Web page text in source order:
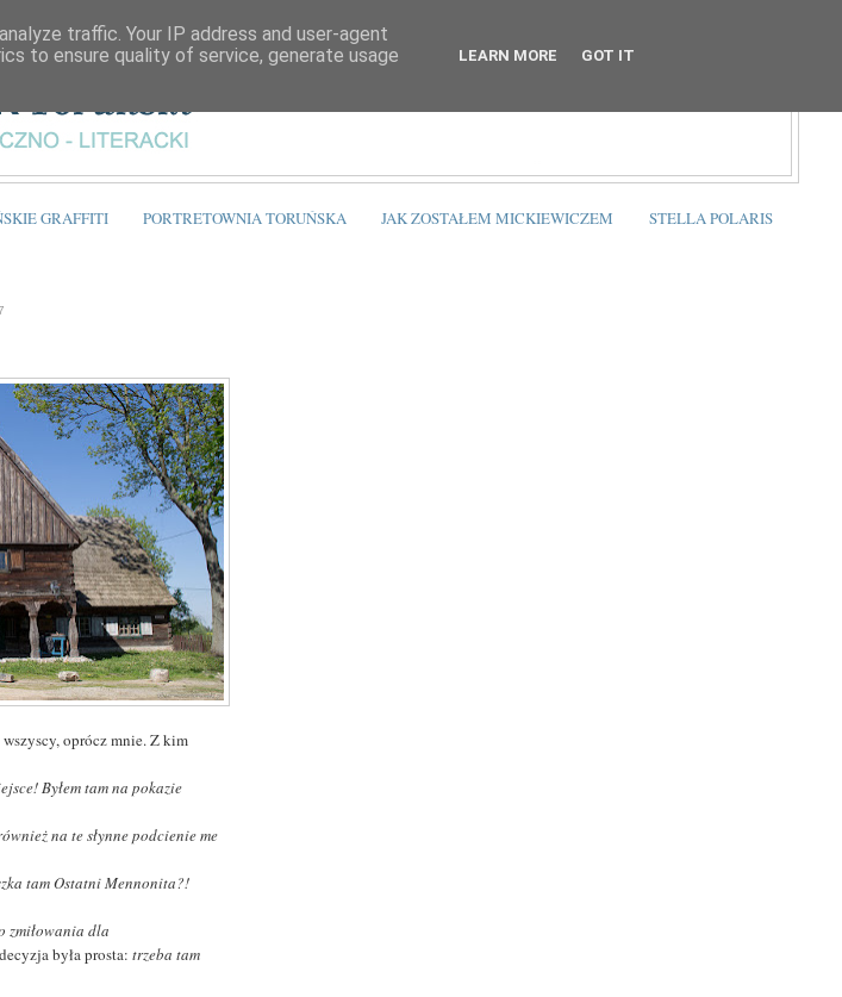
GRAFFITI PORTRETOWNIA TORUŃSKA JAK ZOSTAŁEM MICKIEWICZEM STELLA POLARIS
oprócz mnie. Z kim
Byłem tam na pokazie
na te słynne podcienie me
tam Ostatni Mennonita?!
zmiłowania dla
była prosta:trzeba tam
traffic. Your IP address and user-agent
to ensure quality of service, generate usage
LEARN MORE GOT IT